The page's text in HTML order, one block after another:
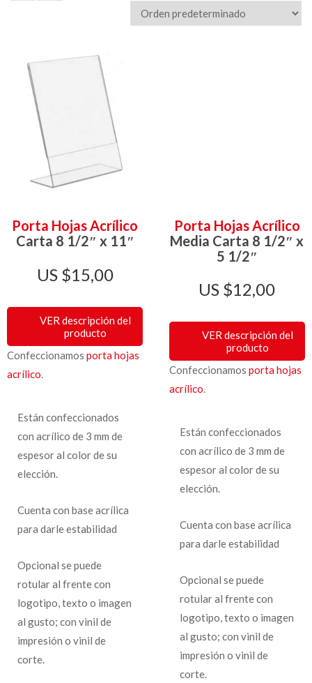
Porta Hojas Acrílico
Carta 8 1/2″ x 11″
$15,00
VER descripción del
producto
Confeccionamos porta hojas
acrílico.
Están confeccionados
con acrílico de 3 mm de
espesor al color de su
elección.
Cuenta con base acrílica
para darle estabilidad
Opcional se puede
rotular al frente con
logotipo, texto o imagen
al gusto; con vinil de
impresión o vinil de
corte.
Porta Hojas Acrílico
Media Carta 8 1/2″ x
5 1/2″
$12,00
VER descripción del
producto
Confeccionamos porta hojas
acrílico.
Están confeccionados
con acrílico de 3 mm de
espesor al color de su
elección.
Cuenta con base acrílica
para darle estabilidad
Opcional se puede
rotular al frente con
logotipo, texto o imagen
al gusto; con vinil de
impresión o vinil de
corte.